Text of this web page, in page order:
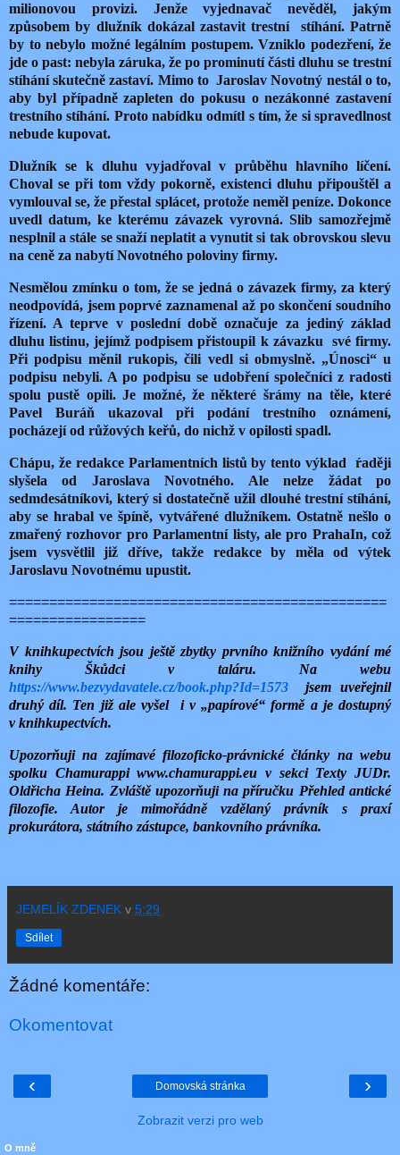
milionovou provizi. Jenže vyjednavač nevěděl, jakým
způsobem by dlužník dokázal zastavit trestní stíhání. Patrně
by to nebylo možné legálním postupem. Vzniklo podezření, že
jde o past: nebyla záruka, že po prominutí části dluhu se trestní
stíhání skutečně zastaví. Mimo to Jaroslav Novotný nestál o to,
aby byl případně zapleten do pokusu o nezákonné zastavení
trestního stíhání. Proto nabídku odmítl s tím, že si spravedlnost
nebude kupovat.
Dlužník se k dluhu vyjadřoval v průběhu hlavního líčení.
Choval se při tom vždy pokorně, existenci dluhu připouštěl a
vymlouval se, že přestal splácet, protože neměl peníze. Dokonce
uvedl datum, ke kterému závazek vyrovná. Slib samozřejmě
nesplnil a stále se snaží neplatit a vynutit si tak obrovskou slevu
na ceně za nabytí Novotného poloviny firmy.
Nesmělou zmínku o tom, že se jedná o závazek firmy, za který
neodpovídá, jsem poprvé zaznamenal až po skončení soudního
řízení. A teprve v poslední době označuje za jediný základ
dluhu listinu, jejímž podpisem přistoupil k závazku
své firmy.
Při podpisu měnil rukopis, čili vedl si obmyslně. „Únosci“ u
podpisu nebyli. A po podpisu se udobření společníci z radosti
spolu pustě opili. Je možné, že některé šrámy na těle, které
Pavel Buráň ukazoval při podání trestního oznámení,
pocházejí od růžových keřů, do nichž v opilosti spadl.
Chápu, že redakce Parlamentních listů by tento výklad
ŕaději
slyšela od Jaroslava Novotného. Ale nelze žádat po
sedmdesátníkovi, který si dostatečně užil dlouhé trestní stíhání,
aby se hrabal ve špíně, vytvářené dlužníkem. Ostatně nešlo o
zmařený rozhovor pro Parlamentní listy, ale pro PrahaIn, což
jsem vysvětlil již dříve, takže redakce by měla od výtek
Jaroslavu Novotnému upustit.
===============================================
=================
V knihkupectvích jsou ještě zbytky prvního knižního vydání mé
knihy Škůdci v taláru. Na webu
https://www.bezvydavatele.cz/book.php?Id=1573
jsem uveřejnil
druhý díl. Ten již ale vyšel
i v „papírové“ formě a je dostupný
v knihkupectvích.
Upozorňuji na zajímavé filozoficko-právnické články na webu
spolku Chamurappi www.chamurappi.eu v sekci Texty JUDr.
Oldřicha Heina. Zvláště upozorňuji na příručku Přehled antické
filozofie. Autor je mimořádně vzdělaný právník s praxí
prokurátora, státního zástupce, bankovního právníka.
JEMELÍK ZDENEK v 5:29
Sdílet
Žádné komentáře:
Okomentovat
‹ ›
Domovská stránka
Zobrazit verzi pro web
O mně